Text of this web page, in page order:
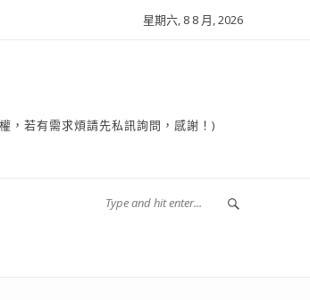
星期六, 8 8 月, 2026
若有需求煩請先私訊詢問，感謝！)